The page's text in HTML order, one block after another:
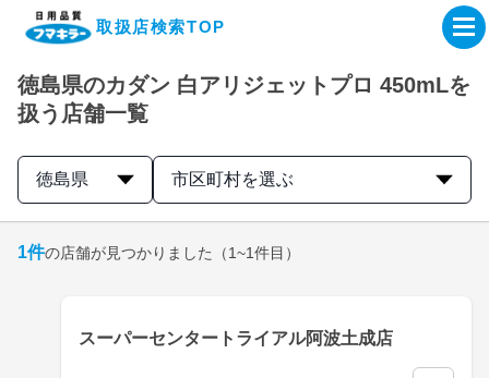
取扱店検索TOP
企業・IR情報サイト
製品情報サイト
取扱店検索はこちら
徳島県のカダン 白アリジェットプロ 450mLを
扱う店舗一覧
徳島県 市区町村を選ぶ
1件の店舗が見つかりました （1~1件目）
スーパーセンタートライアル阿波土成店